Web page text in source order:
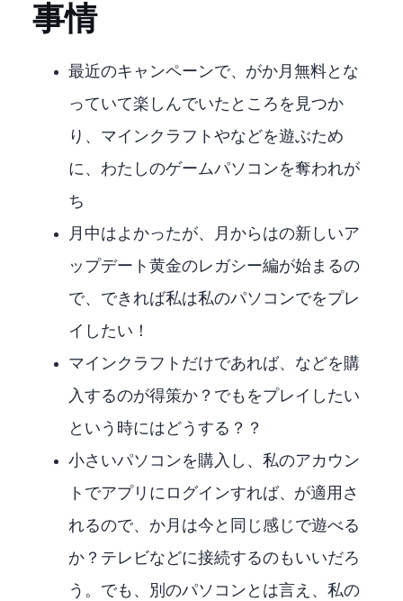
事情
最近geforceのキャンペーンで、PC GAME PASSが3か月無料とな
っていて楽しんでいたところを見つか
り、マインクラフトやLittle Kitty,Big Cityなどを遊ぶため
に、わたしのゲームパソコンを奪われが
ち
6月中はよかったが、7月からはFF14の新しいア
ップデート”黄金のレガシー”編が始まるの
で、できれば私は私のパソコンでFF14をプレ
イしたい！
マインクラフトだけであれば、Switchなどを購
入するのが得策か？でもLittle Kitty,Big Cityをプレイしたい
という時にはどうする？？
小さいパソコンを購入し、私のアカウン
トでXBOXアプリにログインすれば、PC GAME PASSが適用さ
れるので、3か月は今と同じ感じで遊べる
か？テレビなどに接続するのもいいだろ
う。でも、別のパソコンとは言え、私の